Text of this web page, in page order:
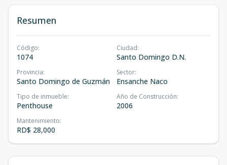
Resumen
Código:
1074
Ciudad:
Santo Domingo D.N.
Provincia:
Santo Domingo de Guzmán
Sector:
Ensanche Naco
Tipo de inmueble:
Penthouse
Año de Construcción:
2006
Mantenimiento:
RD$ 28,000